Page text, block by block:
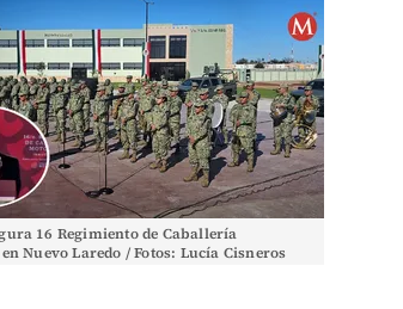
16 Regimiento de Caballería
Nuevo Laredo / Fotos: Lucía Cisneros